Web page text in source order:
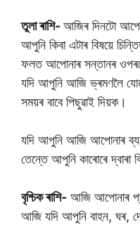
তুলা ৰাশি-আজিৰ দিনটো
আপুনি কিবা এটাৰ বিষয়ে
ফলত আপোনাৰ সন্তানৰ
যদি আপুনি আজি ভ্ৰমণলৈ
সময়ৰ বাবে পিছুৱাই দিয়ক।
যদি আপুনি আজি আপোনাৰ
তেন্তে আপুনি কাৰোৰে দ্বাৰা
বৃশ্চিক ৰাশি- আজি আপোনাৰ
আজি যদি আপুনি বাহন, ঘৰ,